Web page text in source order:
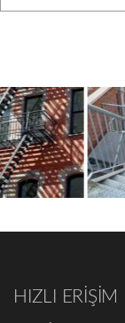
HIZLI ERİŞİM